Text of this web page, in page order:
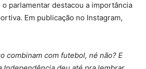
o parlamentar destacou a importância
Em publicação no Instagram,
combinam com futebol, né não? E